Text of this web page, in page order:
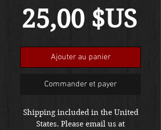
25,00 $US
Ajouter au panier
Commander et payer
Shipping included in the United
States. Please email us at